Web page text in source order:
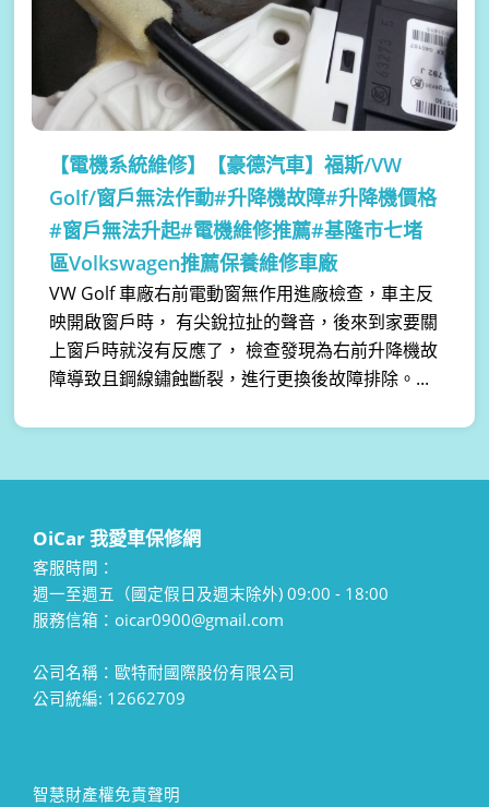
【電機系統維修】
【豪德汽車】福斯/VW
Golf/窗戶無法作動#升降機故障#升降機價格
#窗戶無法升起#電機維修推薦#基隆市七堵
區Volkswagen推薦保養維修車廠
VW Golf 車廠右前電動窗無作用進廠檢查，車主反
映開啟窗戶時， 有尖銳拉扯的聲音，後來到家要關
上窗戶時就沒有反應了， 檢查發現為右前升降機故
障導致且鋼線鏽蝕斷裂，進行更換後故障排除。...
OiCar 我愛車保修網
客服時間：
週一至週五（國定假日及週末除外) 09:00 - 18:00
服務信箱：oicar0900@gmail.com
公司名稱：歐特耐國際股份有限公司
公司統編: 12662709
智慧財產權免責聲明